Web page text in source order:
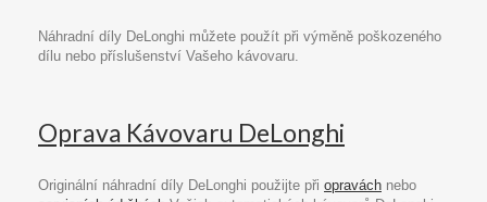
Náhradní díly DeLonghi můžete použít při výměně poškozeného
dílu nebo příslušenství Vašeho kávovaru.
Oprava Kávovaru DeLonghi
Originální náhradní díly DeLonghi použijte při opravách nebo